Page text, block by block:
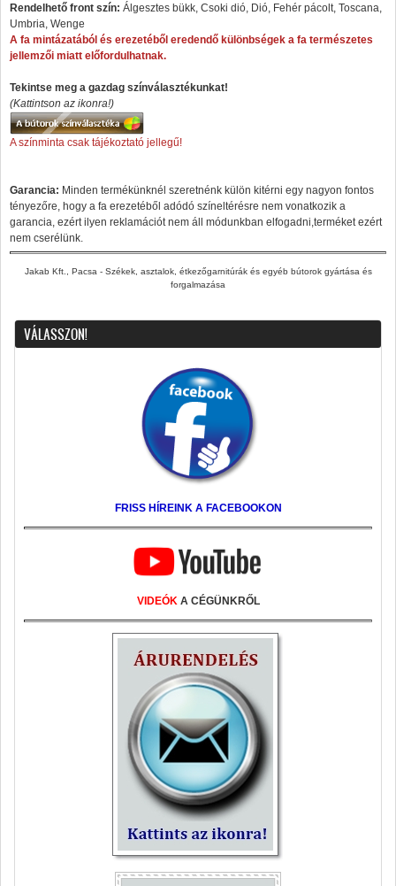
Rendelhető front szín: Álgesztes bükk, Csoki dió, Dió, Fehér pácolt, Toscana,
Umbria, Wenge
A fa mintázatából és erezetéből eredendő különbségek a fa természetes
jellemzői miatt előfordulhatnak.
Tekintse meg a gazdag színválasztékunkat!
(Kattintson az ikonra!)
A színminta csak tájékoztató jellegű!
Garancia: Minden termékünknél szeretnénk külön kitérni egy nagyon fontos
tényezőre, hogy a fa erezetéből adódó színeltérésre nem vonatkozik a
garancia, ezért ilyen reklamációt nem áll módunkban elfogadni,terméket ezért
nem cserélünk.
Jakab Kft., Pacsa - Székek, asztalok, étkezőgarnitúrák és egyéb bútorok gyártása és
forgalmazása
VÁLASSZON!
FRISS HÍREINK A FACEBOOKON
VIDEÓK A CÉGÜNKRŐL